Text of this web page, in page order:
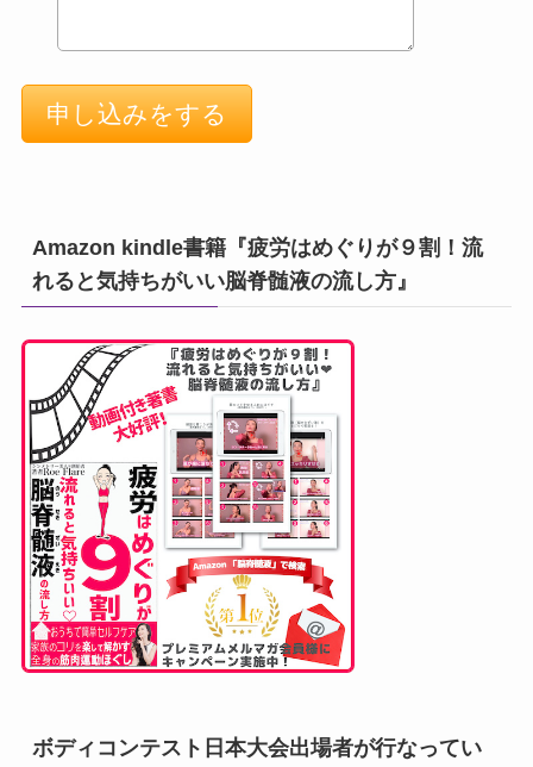
Amazon kindle書籍『疲労はめぐりが９割！流
れると気持ちがいい脳脊髄液の流し方』
ボディコンテスト日本大会出場者が行なってい